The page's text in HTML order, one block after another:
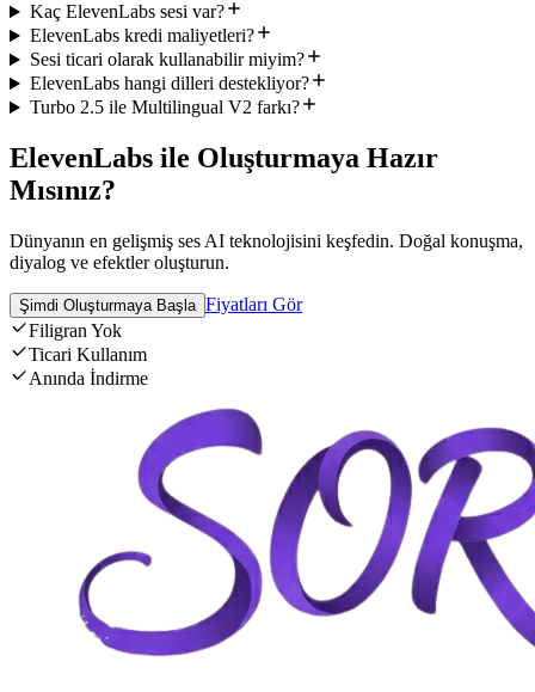
Kaç ElevenLabs sesi var?
ElevenLabs kredi maliyetleri?
Sesi ticari olarak kullanabilir miyim?
ElevenLabs hangi dilleri destekliyor?
Turbo 2.5 ile Multilingual V2 farkı?
ElevenLabs ile Oluşturmaya Hazır
Mısınız?
Dünyanın en gelişmiş ses AI teknolojisini keşfedin. Doğal konuşma,
diyalog ve efektler oluşturun.
Şimdi Oluşturmaya Başla Fiyatları Gör
Filigran Yok
Ticari Kullanım
Anında İndirme